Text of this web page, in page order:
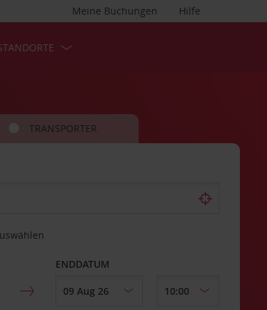
Hilfe
Meine Buchungen
TRANSPORTER
ENDDATUM